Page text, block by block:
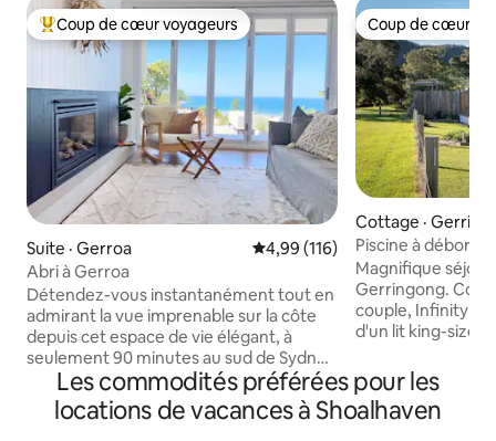
Coup de cœur voyageurs parmi les plus aimés
Coup de cœur voyageurs
Suite · Gerroa Note moyenne de 4,99 sur 5,
4,99 (116)
Abri à Gerroa
Détendez-vous instantanément tout en
admirant la vue imprenable sur la côte
depuis cet espace de vie élégant, à
seulement 90 minutes au sud de Sydney
et à 700 mètres à pied de Seven Mile
Beach. Ouvrez les portes-fenêtres pour
sentir la brise de l'océan et étendez
Coup de cœur
Coup de cœur
Cottage ·
Piscine à
Magnifique
Gerringong.
couple, Infinity on
d'un lit king-size,
terrasse pour
couchers de
la détente.
Les commodités préférées pour les
locations de vacances à Shoalhaven